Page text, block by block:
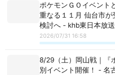
ポケモンＧＯイベント
重なる１１月 仙台市が
検討へ - khb東日本放送
2026/07/31 16:58
8/29（土）岡山戦｜『
別イベント開催！ - 名